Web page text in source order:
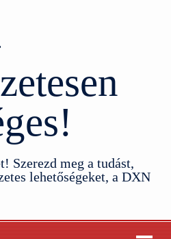
Szerezd meg a tudást,
lehetőségeket, a DXN